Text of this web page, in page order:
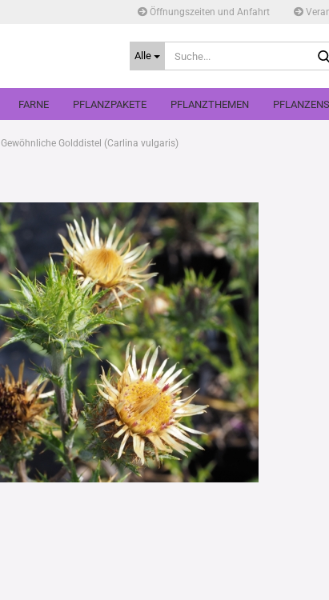
Öffnungszeiten und Anfahrt
Alle
FARNE PFLANZPAKETE PFLANZTHEMEN
Gewöhnliche Golddistel (Carlina vulgaris)